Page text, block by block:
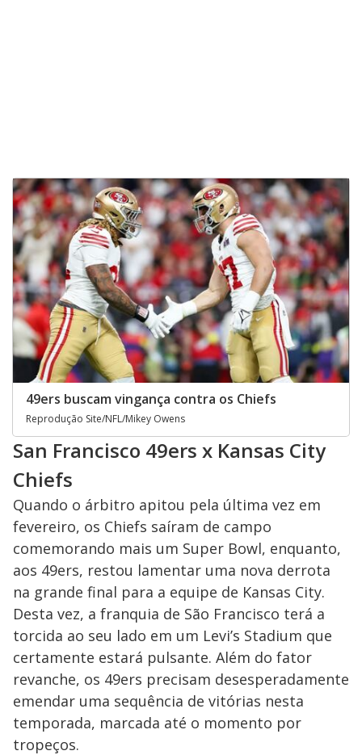
49ers buscam vingança contra os Chiefs
Reprodução Site/NFL/Mikey Owens
San Francisco 49ers x Kansas City
Chiefs
Quando o árbitro apitou pela última vez em
fevereiro, os Chiefs saíram de campo
comemorando mais um Super Bowl, enquanto,
aos 49ers, restou lamentar uma nova derrota
na grande final para a equipe de Kansas City.
Desta vez, a franquia de São Francisco terá a
torcida ao seu lado em um Levi’s Stadium que
certamente estará pulsante. Além do fator
revanche, os 49ers precisam desesperadamente
emendar uma sequência de vitórias nesta
temporada, marcada até o momento por
tropeços.